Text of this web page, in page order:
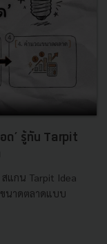
อด’ รู้ทัน Tarpit
แกน Tarpit Idea
นาดตลาดแบบ